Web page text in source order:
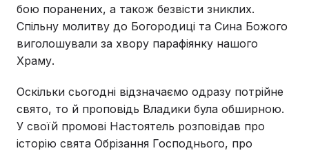
бою поранених, а також безвісти зниклих.
Спільну молитву до Богородиці та Сина Божого
виголошували за хвору парафіянку нашого
Храму.
Оскільки сьогодні відзначаємо одразу потрійне
свято, то й проповідь Владики була обширною.
У своїй промові Настоятель розповідав про
історію свята Обрізання Господнього, про